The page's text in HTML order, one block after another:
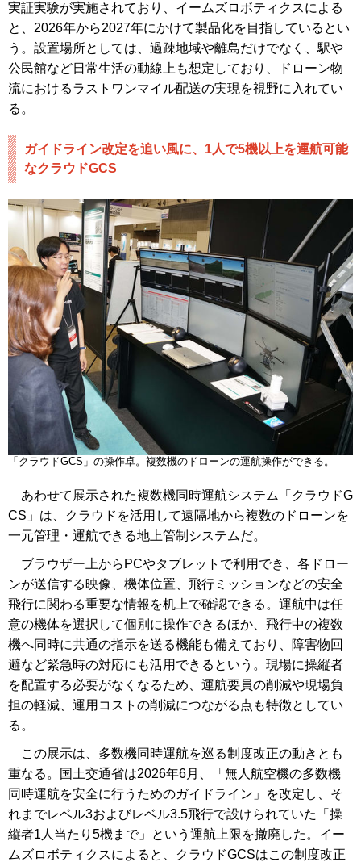
実証実験が実施されており、イームズロボティクスによる
と、2026年から2027年にかけて製品化を目指しているとい
う。設置場所としては、過疎地域や離島だけでなく、駅や
公民館など日常生活の動線上も想定しており、ドローン物
流におけるラストワンマイル配送の実現を視野に入れてい
る。
ガイドライン改定を追い風に、1人で5機以上を運航可能
なクラウドGCS
「クラウドGCS」の操作卓。複数機のドローンの運航操作ができる。
あわせて展示された複数機同時運航システム「クラウドG
CS」は、クラウドを活用して遠隔地から複数のドローンを
一元管理・運航できる地上管制システムだ。
ブラウザー上からPCやタブレットで利用でき、各ドロー
ンが送信する映像、機体位置、飛行ミッションなどの安全
飛行に関わる重要な情報を机上で確認できる。運航中は任
意の機体を選択して個別に操作できるほか、飛行中の複数
機へ同時に共通の指示を送る機能も備えており、障害物回
避など緊急時の対応にも活用できるという。現場に操縦者
を配置する必要がなくなるため、運航要員の削減や現場負
担の軽減、運用コストの削減につながる点も特徴としてい
る。
この展示は、多数機同時運航を巡る制度改正の動きとも
重なる。国土交通省は2026年6月、「無人航空機の多数機
同時運航を安全に行うためのガイドライン」を改定し、そ
れまでレベル3およびレベル3.5飛行で設けられていた「操
縦者1人当たり5機まで」という運航上限を撤廃した。イー
ムズロボティクスによると、クラウドGCSはこの制度改正